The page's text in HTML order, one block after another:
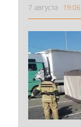
7 августа 19:06